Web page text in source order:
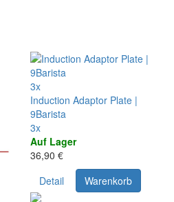
3x
Induction Adaptor Plate |
9Barista
3x
Auf Lager
36,90 €
Detail
Warenkorb